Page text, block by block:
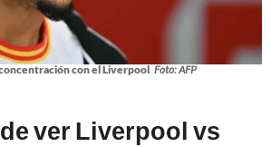
con el Liverpool Foto: AFP
ver Liverpool vs